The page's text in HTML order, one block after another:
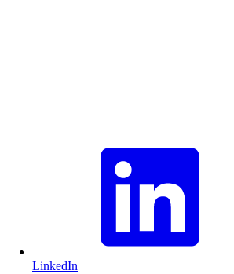
LinkedIn